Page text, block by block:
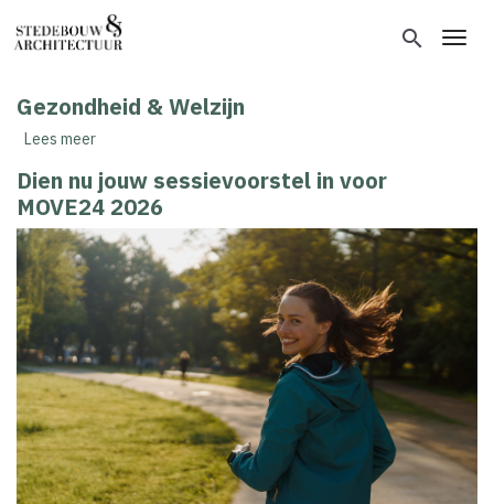
en
naar
inhoud
search
Gezondheid & Welzijn
Lees meer
&
Welzijn
Dien nu jouw sessievoorstel in voor
MOVE24 2026